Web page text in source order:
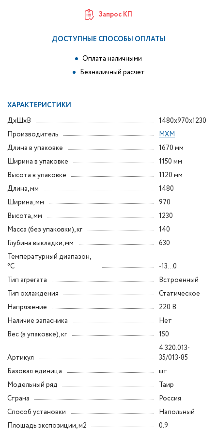
Запрос КП
ДОСТУПНЫЕ СПОСОБЫ ОПЛАТЫ
Оплата наличными
Безналичный расчет
ХАРАКТЕРИСТИКИ
ДxШxВ
1480x970x1230
Производитель
МХМ
Длина в упаковке
1670 мм
Ширина в упаковке
1150 мм
Высота в упаковке
1120 мм
Длина, мм
1480
Ширина, мм
970
Высота, мм
1230
Масса (без упаковки), кг
140
Глубина выкладки, мм
630
Температурный диапазон,
°C
-13...0
Тип агрегата
Встроенный
Тип охлаждения
Статическое
Напряжение
220 В
Наличие запасника
Нет
Вес (в упаковке), кг
150
Артикул
4.320.013-
35/013-85
Базовая единица
шт
Модельный ряд
Таир
Страна
Россия
Способ установки
Напольный
Площадь экспозиции, м2
0.9